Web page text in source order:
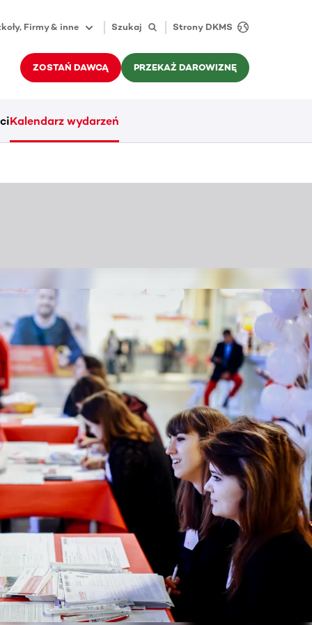
Firmy & inne Szukaj Strony DKMS
ZOSTAŃ DAWCĄ PRZEKAŻ DAROWIZNĘ
Kalendarz wydarzeń